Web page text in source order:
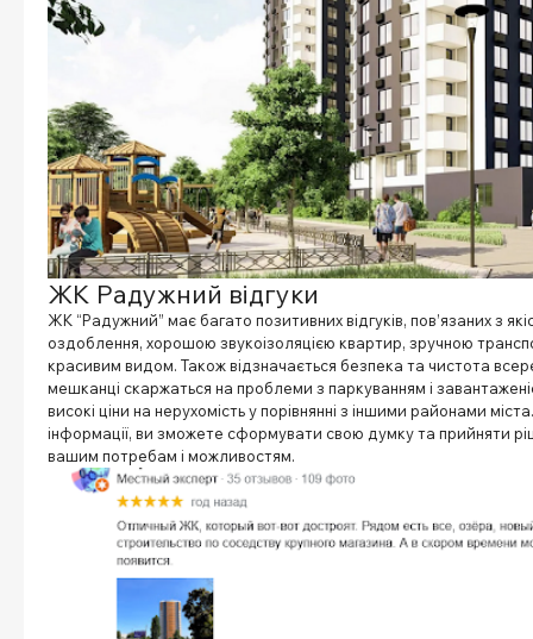
ЖК Радужний відгуки
ЖК “Радужний” має багато позитивних відгуків, пов’язаних з
оздоблення, хорошою звукоізоляцією квартир, зручною
красивим видом. Також відзначається безпека та чистота
мешканці скаржаться на проблеми з паркуванням і
високі ціни на нерухомість у порівнянні з іншими районами
інформації, ви зможете сформувати свою думку та прийняти
вашим потребам і можливостям.